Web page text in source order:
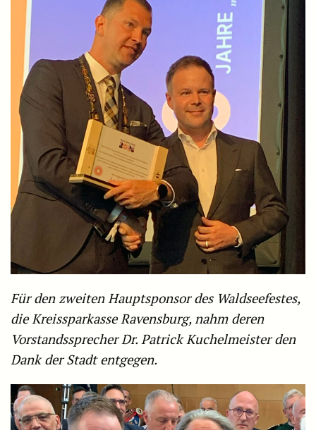
Für den zweiten Hauptsponsor des Waldseefestes,
die Kreissparkasse Ravensburg, nahm deren
Vorstandssprecher Dr. Patrick Kuchelmeister den
Dank der Stadt entgegen.